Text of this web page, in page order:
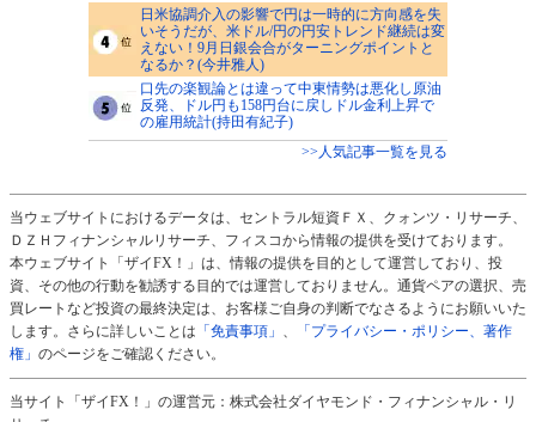
日米協調介入の影響で円は一時的に方向感を失
いそうだが、米ドル/円の円安トレンド継続は変
えない！9月日銀会合がターニングポイントと
なるか？(今井雅人)
口先の楽観論とは違って中東情勢は悪化し原油
反発、ドル円も158円台に戻しドル金利上昇で
の雇用統計(持田有紀子)
>>人気記事一覧を見る
当ウェブサイトにおけるデータは、セントラル短資ＦＸ、クォンツ・リサーチ、
ＤＺＨフィナンシャルリサーチ、フィスコから情報の提供を受けております。
本ウェブサイト「ザイFX！」は、情報の提供を目的として運営しており、投
資、その他の行動を勧誘する目的では運営しておりません。通貨ペアの選択、売
買レートなど投資の最終決定は、お客様ご自身の判断でなさるようにお願いいた
します。さらに詳しいことは 「免責事項」 、
「プライバシー・ポリシー、著作
権」 のページをご確認ください。
当サイト「ザイFX！」の運営元：株式会社ダイヤモンド・フィナンシャル・リ